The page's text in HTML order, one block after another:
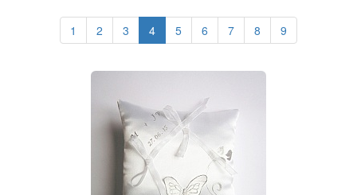
1 2 3 4 5 6 7 8 9